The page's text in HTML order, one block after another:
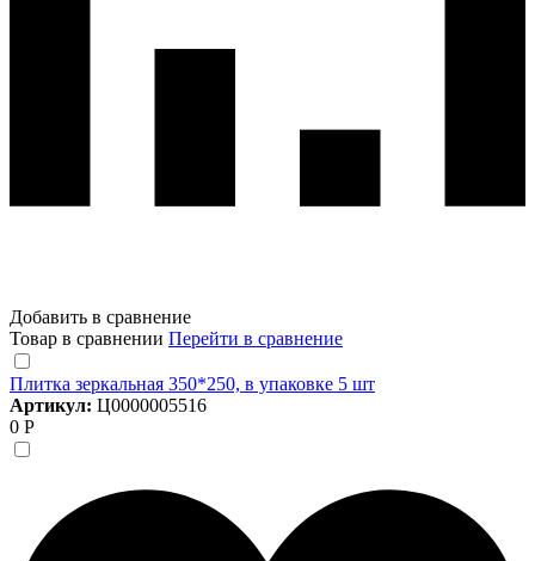
Добавить в сравнение
Товар в сравнении Перейти в сравнение
Плитка зеркальная 350*250, в упаковке 5 шт
Артикул: Ц0000005516
0 Р